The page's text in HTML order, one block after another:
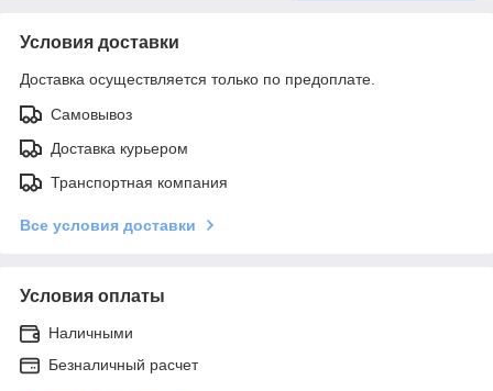
Условия доставки
Доставка осуществляется только по предоплате.
Самовывоз
Доставка курьером
Транспортная компания
Все условия доставки
Условия оплаты
Наличными
Безналичный расчет